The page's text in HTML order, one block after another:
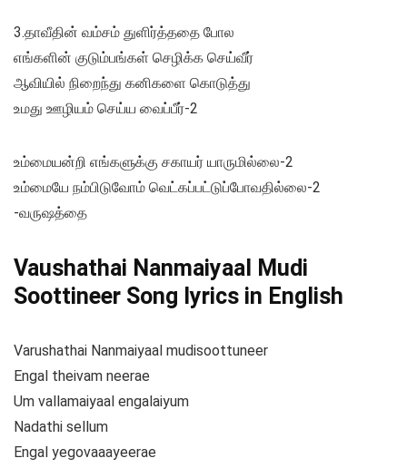
3.தாவீதின் வம்சம் துளிர்த்ததை போல
எங்களின் குடும்பங்கள் செழிக்க செய்வீர்
ஆவியில் நிறைந்து கனிகளை கொடுத்து
உமது ஊழியம் செய்ய வைப்பீர்-2
உம்மையன்றி எங்களுக்கு சகாயர் யாருமில்லை-2
உம்மையே நம்பிடுவோம் வெட்கப்பட்டுப்போவதில்லை-2
-வருஷத்தை
Vaushathai Nanmaiyaal Mudi
Soottineer Song lyrics in English
Varushathai Nanmaiyaal mudisoottuneer
Engal theivam neerae
Um vallamaiyaal engalaiyum
Nadathi sellum
Engal yegovaaayeerae